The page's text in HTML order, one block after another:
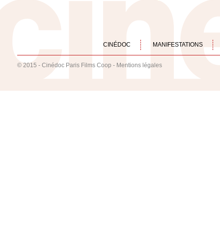
CINÉDOC MANIFESTATIONS
© 2015 - Cinédoc Paris Films Coop - Mentions légales